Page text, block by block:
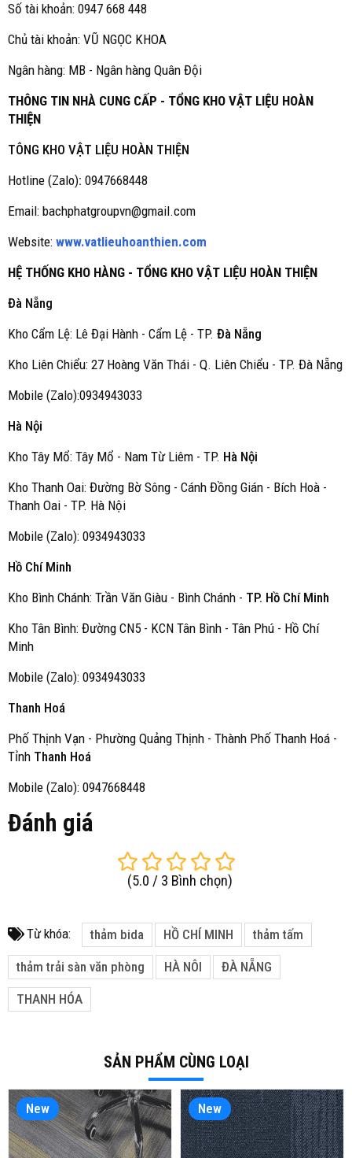
Số tài khoản: 0947 668 448
Chủ tài khoản: VŨ NGỌC KHOA
Ngân hàng: MB - Ngân hàng Quân Đội
THÔNG TIN NHÀ CUNG CẤP - TỔNG KHO VẬT LIỆU HOÀN
THIỆN
TÔNG KHO VẬT LIỆU HOÀN THIỆN
Hotline (Zalo): 0947668448
Email: bachphatgroupvn@gmail.com
Website: www.vatlieuhoanthien.com
HỆ THỐNG KHO HÀNG - TỔNG KHO VẬT LIỆU HOÀN THIỆN
Đà Nẵng
Kho Cẩm Lệ: Lê Đại Hành - Cẩm Lệ - TP. Đà Nẵng
Kho Liên Chiểu: 27 Hoàng Văn Thái - Q. Liên Chiểu - TP. Đà Nẵng
Mobile (Zalo):0934943033
Hà Nội
Kho Tây Mổ: Tây Mổ - Nam Từ Liêm - TP. Hà Nội
Kho Thanh Oai: Đường Bờ Sông - Cánh Đồng Gián - Bích Hoà -
Thanh Oai - TP. Hà Nội
Mobile (Zalo): 0934943033
Hồ Chí Minh
Kho Bình Chánh: Trần Văn Giàu - Bình Chánh - TP. Hồ Chí Minh
Kho Tân Bình: Đường CN5 - KCN Tân Bình - Tân Phú - Hồ Chí
Minh
Mobile (Zalo): 0934943033
Thanh Hoá
Phố Thịnh Vạn - Phường Quảng Thịnh - Thành Phố Thanh Hoá -
Tỉnh Thanh Hoá
Mobile (Zalo): 0947668448
Đánh giá
(5.0 / 3 Bình chọn)
Từ khóa: thảm bida HỒ CHÍ MINH thảm tấm
thảm trải sàn văn phòng HÀ NÔI ĐÀ NẴNG
THANH HÓA
SẢN PHẨM CÙNG LOẠI
New New